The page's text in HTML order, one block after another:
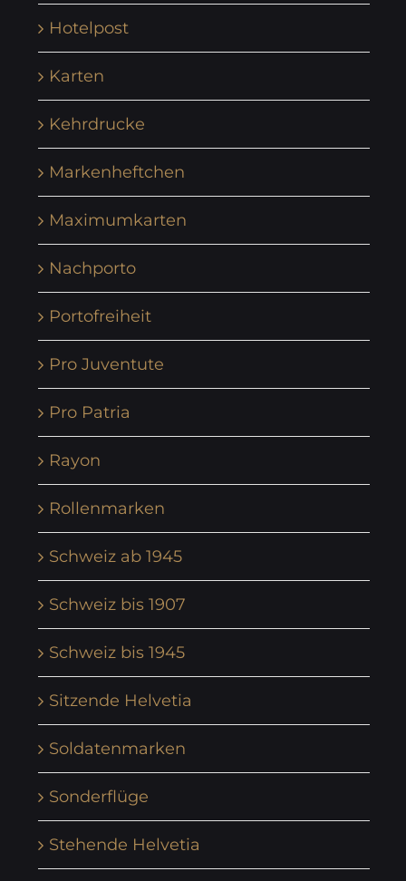
Hotelpost
Karten
Kehrdrucke
Markenheftchen
Maximumkarten
Nachporto
Portofreiheit
Pro Juventute
Pro Patria
Rayon
Rollenmarken
Schweiz ab 1945
Schweiz bis 1907
Schweiz bis 1945
Sitzende Helvetia
Soldatenmarken
Sonderflüge
Stehende Helvetia